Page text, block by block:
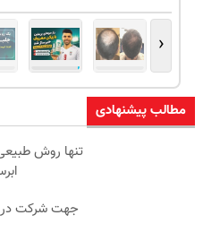
‹
مطالب پیشنهادی
تنها روش